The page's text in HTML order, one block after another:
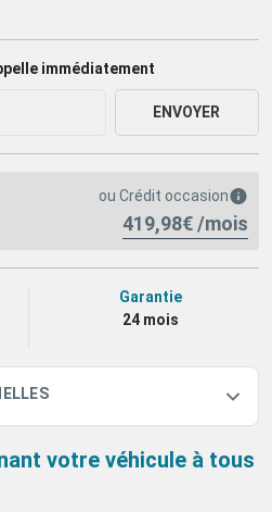
immédiatement
ENVOYER
ou Crédit occasion
419,98€ /mois
Garantie
24 mois
votre véhicule à tous